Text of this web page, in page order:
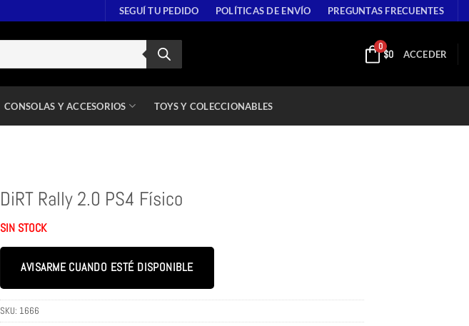
SEGUÍ TU PEDIDO POLÍTICAS DE ENVÍO PREGUNTAS FRECUENTES
0
$0 ACCEDER
CONSOLAS Y ACCESORIOS TOYS Y COLECCIONABLES
DiRT Rally 2.0 PS4 Físico
SIN STOCK
AVISARME CUANDO ESTÉ DISPONIBLE
SKU: 1666